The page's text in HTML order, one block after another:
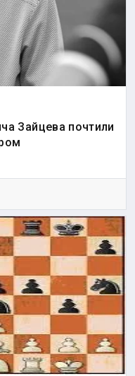
Зайцева почтили